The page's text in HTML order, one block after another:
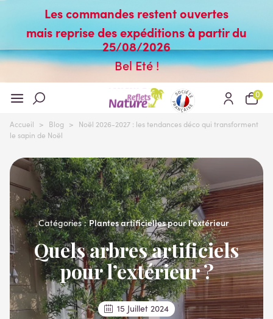
Les commandes restent ouvertes
mais reprise des expéditions à partir du
25/08/2026
Bel Eté !
0
Accueil > Blog >
Noël 2026-2027 : les tendances déco qui transforment
le sapin de Noël
Catégories :Plantes artificielles pour l'extérieur
Quels arbres artificiels
pour l’extérieur ?
15 Juillet 2024